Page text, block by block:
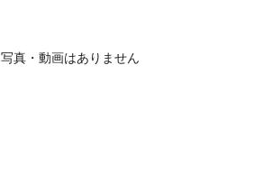
写真・動画はありません